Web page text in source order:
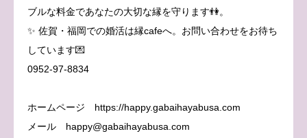
ブルな料金であなたの大切な縁を守ります👫。
✨ 佐賀・福岡での婚活は縁cafeへ。お問い合わせをお待ち
しています💌
0952-97-8834
ホームページ https://happy.gabaihayabusa.com
メール happy@gabaihayabusa.com